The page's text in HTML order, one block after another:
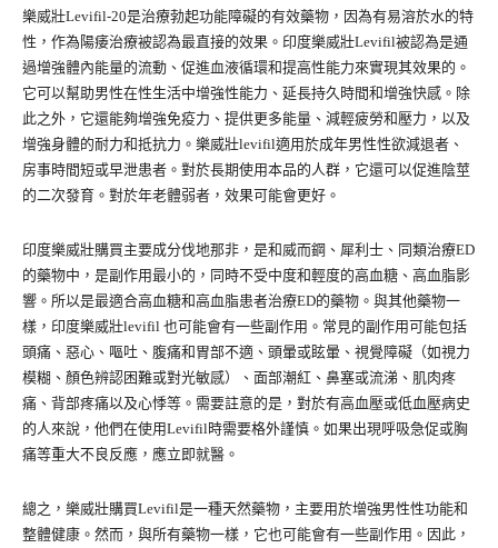
樂威壯Levifil-20是治療勃起功能障礙的有效藥物，因為有易溶於水的特
性，作為陽痿治療被認為最直接的效果。印度樂威壯Levifil被認為是通
過增強體內能量的流動、促進血液循環和提高性能力來實現其效果的。
它可以幫助男性在性生活中增強性能力、延長持久時間和增強快感。除
此之外，它還能夠增強免疫力、提供更多能量、減輕疲勞和壓力，以及
增強身體的耐力和抵抗力。樂威壯levifil適用於成年男性性欲減退者、
房事時間短或早泄患者。對於長期使用本品的人群，它還可以促進陰莖
的二次發育。對於年老體弱者，效果可能會更好。
印度樂威壯購買主要成分伐地那非，是和威而鋼、犀利士、同類治療ED
的藥物中，是副作用最小的，同時不受中度和輕度的高血糖、高血脂影
響。所以是最適合高血糖和高血脂患者治療ED的藥物。與其他藥物一
樣，印度樂威壯levifil 也可能會有一些副作用。常見的副作用可能包括
頭痛、惡心、嘔吐、腹痛和胃部不適、頭暈或眩暈、視覺障礙（如視力
模糊、顏色辨認困難或對光敏感）、面部潮紅、鼻塞或流涕、肌肉疼
痛、背部疼痛以及心悸等。需要註意的是，對於有高血壓或低血壓病史
的人來說，他們在使用Levifil時需要格外謹慎。如果出現呼吸急促或胸
痛等重大不良反應，應立即就醫。
總之，樂威壯購買Levifil是一種天然藥物，主要用於增強男性性功能和
整體健康。然而，與所有藥物一樣，它也可能會有一些副作用。因此，